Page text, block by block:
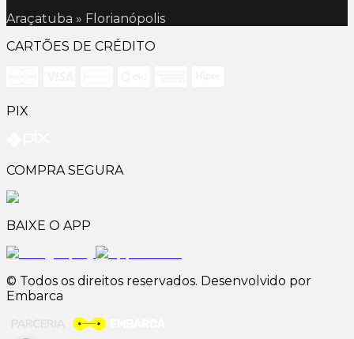
Araçatuba » Florianópolis
CARTÕES DE CRÉDITO
PIX
COMPRA SEGURA
BAIXE O APP
© Todos os direitos reservados. Desenvolvido por
Embarca